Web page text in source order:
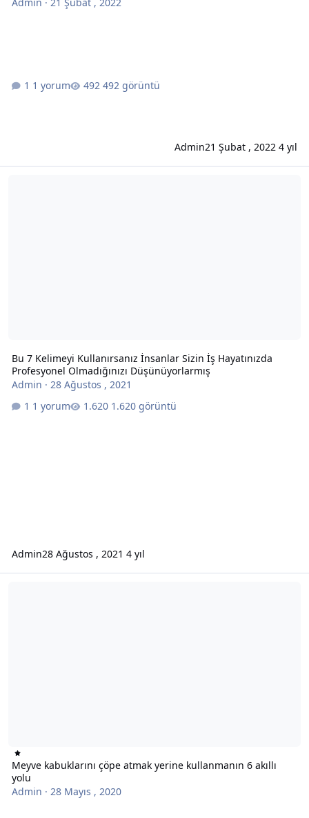
1 yorum 492 görüntü
Admin21 Şubat , 20224 yıl
Bu 7 Kelimeyi Kullanırsanız İnsanlar Sizin İş Hayatınızda
Profesyonel Olmadığınızı Düşünüyorlarmış
Admin · 28 Ağustos , 2021
1 yorum
1.620 görüntü
Admin28 Ağustos , 2021 4 yıl
Meyve kabuklarını çöpe atmak yerine kullanmanın 6 akıllı
yolu
Admin · 28 Mayıs , 2020